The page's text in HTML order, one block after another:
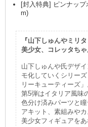
[封入特典] ピンナッ
m)
『山下しゅんやミリ
美少女、コレッタち
山下しゅんや氏デザ
モ化していくシリー
リーキューティーズ」
第5弾はイタリア風味
色分け済みパーツと
アキット、素組みや
美少女フィギュアを